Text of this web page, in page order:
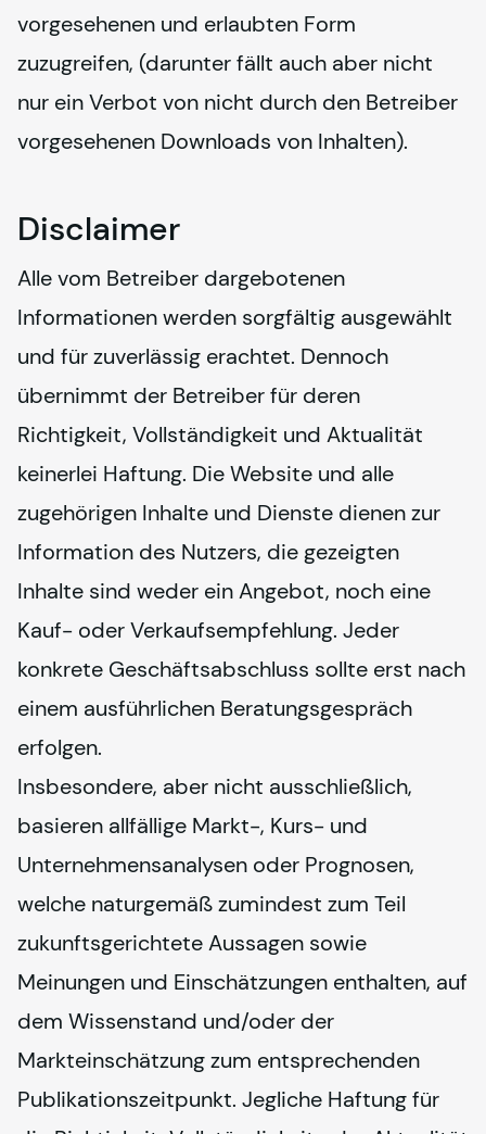
vorgesehenen und erlaubten Form
zuzugreifen, (darunter fällt auch aber nicht
nur ein Verbot von nicht durch den Betreiber
vorgesehenen Downloads von Inhalten).
Disclaimer
Alle vom Betreiber dargebotenen
Informationen werden sorgfältig ausgewählt
und für zuverlässig erachtet. Dennoch
übernimmt der Betreiber für deren
Richtigkeit, Vollständigkeit und Aktualität
keinerlei Haftung. Die Website und alle
zugehörigen Inhalte und Dienste dienen zur
Information des Nutzers, die gezeigten
Inhalte sind weder ein Angebot, noch eine
Kauf- oder Verkaufsempfehlung. Jeder
konkrete Geschäftsabschluss sollte erst nach
einem ausführlichen Beratungsgespräch
erfolgen.
Insbesondere, aber nicht ausschließlich,
basieren allfällige Markt-, Kurs- und
Unternehmensanalysen oder Prognosen,
welche naturgemäß zumindest zum Teil
zukunftsgerichtete Aussagen sowie
Meinungen und Einschätzungen enthalten, auf
dem Wissenstand und/oder der
Markteinschätzung zum entsprechenden
Publikationszeitpunkt. Jegliche Haftung für